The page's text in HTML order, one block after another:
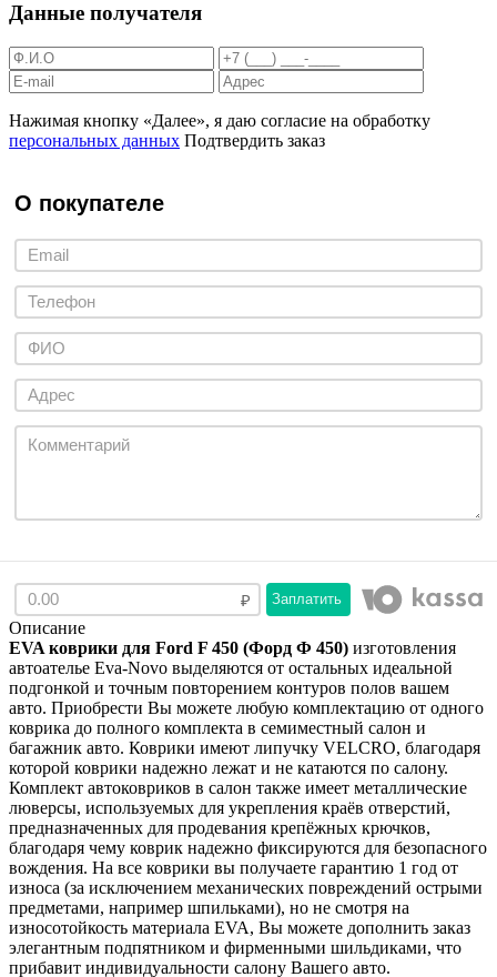
Данные получателя
Нажимая кнопку «Далее», я даю согласие на обработку
персональных данных Подтвердить заказ
О покупателе
Заплатить
Описание
EVA коврики для Ford F 450 (Форд Ф 450) изготовления
автоателье Eva-Novo выделяются от остальных идеальной
подгонкой и точным повторением контуров полов вашем
авто. Приобрести Вы можете любую комплектацию от одного
коврика до полного комплекта в семиместный салон и
багажник авто. Коврики имеют липучку VELCRO, благодаря
которой коврики надежно лежат и не катаются по салону.
Комплект автоковриков в салон также имеет металлические
люверсы, используемых для укрепления краёв отверстий,
предназначенных для продевания крепёжных крючков,
благодаря чему коврик надежно фиксируются для безопасного
вождения. На все коврики вы получаете гарантию 1 год от
износа (за исключением механических повреждений острыми
предметами, например шпильками), но не смотря на
износотойкость материала EVA, Вы можете дополнить заказ
элегантным подпятником и фирменными шильдиками, что
прибавит индивидуальности салону Вашего авто.